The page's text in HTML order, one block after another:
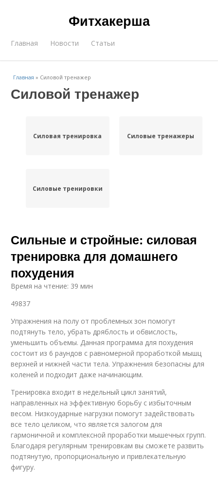
Фитхакерша
Главная Новости Статьи
Главная » Силовой тренажер
Силовой тренажер
Силовая тренировка Силовые тренажеры
Силовые тренировки
Сильные и стройные: силовая
тренировка для домашнего
похудения
Время на чтение: 39 мин
49837
Упражнения на полу от проблемных зон помогут
подтянуть тело, убрать дряблость и обвислость,
уменьшить объемы. Данная программа для похудения
состоит из 6 раундов с равномерной проработкой мышц
верхней и нижней части тела. Упражнения безопасны для
коленей и подходит даже начинающим.
Тренировка входит в недельный цикл занятий,
направленных на эффективную борьбу с избыточным
весом. Низкоударные нагрузки помогут задействовать
все тело целиком, что является залогом для
гармоничной и комплексной проработки мышечных групп.
Благодаря регулярным тренировкам вы сможете развить
подтянутую, пропорциональную и привлекательную
фигуру.